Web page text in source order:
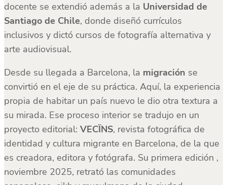
docente se extendió además a la Universidad de
Santiago de Chile, donde diseñó currículos
inclusivos y dictó cursos de fotografía alternativa y
arte audiovisual.
Desde su llegada a Barcelona, la migración se
convirtió en el eje de su práctica. Aquí, la experiencia
propia de habitar un país nuevo le dio otra textura a
su mirada. Ese proceso interior se tradujo en un
proyecto editorial: VECÏNS, revista fotográfica de
identidad y cultura migrante en Barcelona, de la que
es creadora, editora y fotógrafa. Su primera edición ,
noviembre 2025, retrató las comunidades